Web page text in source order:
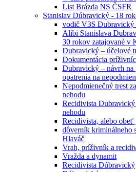
List Brázda NS ČSFR
Stanislav Dúbravický - 18
vodič V3S Dubravický
Alibi Stanislava
30 rokov zatajované v
Dubravický – účelové
Dokumentácia
Dubravický – návrh na
opatrenia na
Nepodmienečný trest
nehodu
Recidivista Dubravický
nehodu
Recidivista, alebo obeť
dôverník kriminálneho
Hlaváč
Vrah, príživník a
Vražda a dynamit
Recidivista Dúbravický